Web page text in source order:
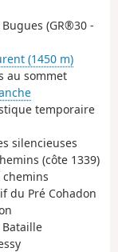
(GR®30 -
(1450 m)
au sommet
temporaire
silencieuses
(côte 1339)
chemins
du Pré Cohadon
Bataille